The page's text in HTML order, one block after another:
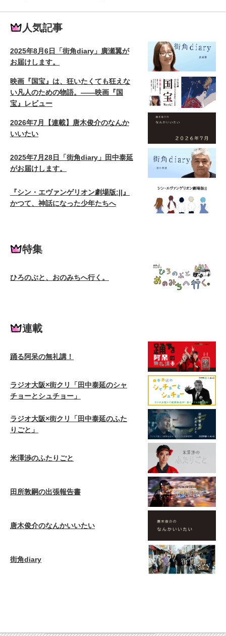
人気記事
2025年8月6日「街角diary」廣瀬翼が
お届けします。
映画『国宝』は、狂いたくても狂えな
い凡人のための物語。——映画『国
宝』レビュー
2026年7月【連載】唐木俊介のなんか
いいたい
2025年7月28日「街角diary」田中泰延
がお届けします。
『シン・エヴァンゲリオン劇場版:||』
かつて、神話になった少年たちへ
特集
ひろのぶと、おのみちへ行く。
連載
踊る阿呆の無礼講！
ラジオ大阪×街クリ「田中泰延のシャ
チョーとシュチョー」
ラジオ大阪×街クリ「田中泰延のふた
りごと」
米澤渉のふたりごと
田所敦嗣の出張報告書
唐木俊介のなんかいいたい
街角diary